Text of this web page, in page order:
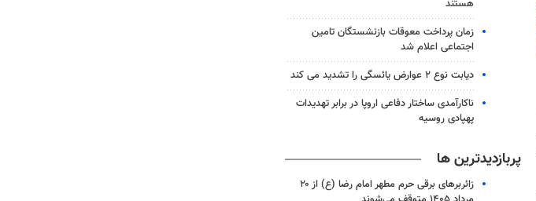
هستند
زمان پرداخت معوقات بازنشستگان تامین
اجتماعی اعلام شد
دیابت نوع ۲ عوارض یائسگی را تشدید می کند
ناکارآمدی ساختار دفاعی اروپا در برابر تهدیدات
پهپادی روسیه
پربازدیدترین ها
زائربرهای برقی حرم مطهر امام رضا (ع) از ۲۰